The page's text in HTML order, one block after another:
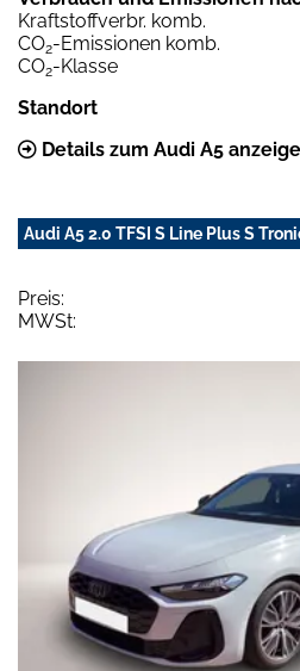
Kraftstoffverbr. komb.
CO2-Emissionen komb.
CO2-Klasse
Standort
Details zum Audi A5
Audi A5 2.0 TFSI S Line Plus S
Preis:
MWSt: